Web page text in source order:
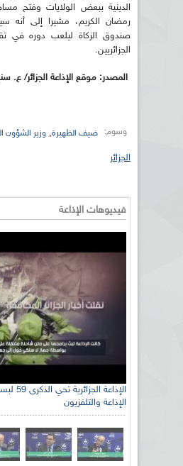
الدينية ببعض الولايات وفتح
رمضان الكريم، مشيرا إلى أنه
صندوق الزكاة ليلعب دوره في
الجزائريين.
المصدر: موقع الإذاعة الجزائر/ ع.
وسوم: ضيف الظهيرة, وزير الشؤون
الجزائر
فيديوهات الإذاعة
الإذاعة
الإذاعة والتلفزيون